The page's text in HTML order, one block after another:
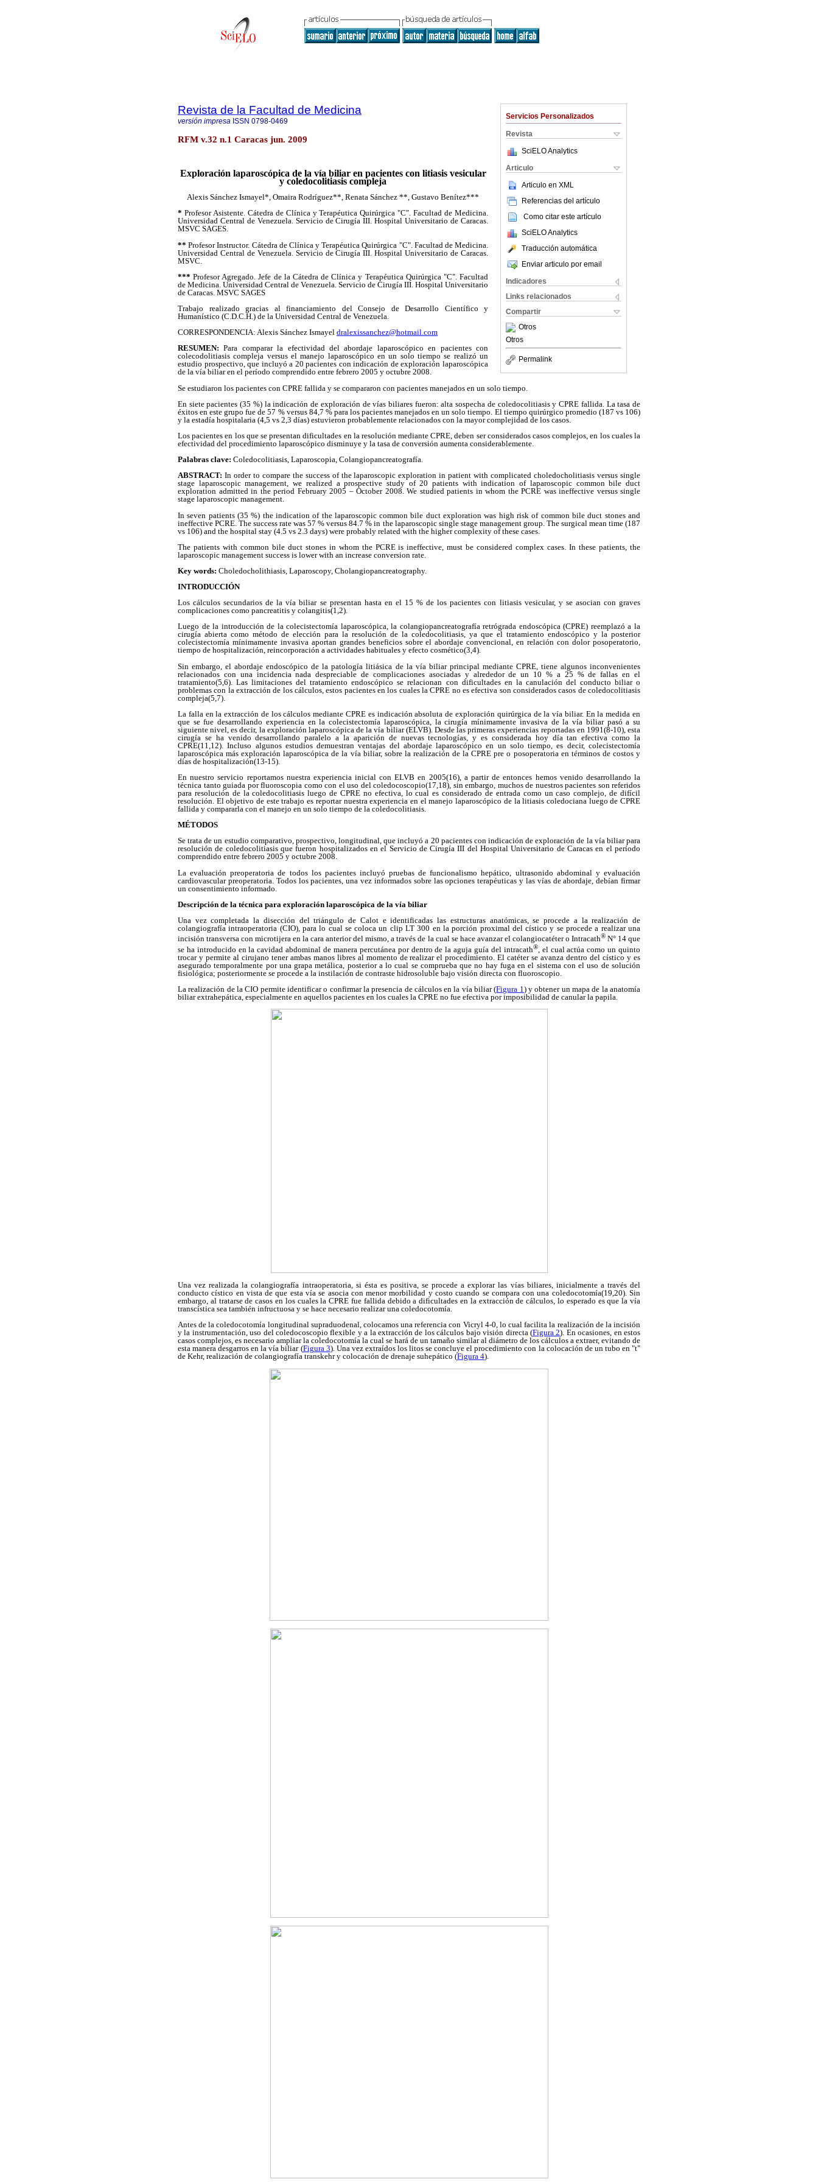
Servicios Personalizados
Revista
SciELO Analytics
Articulo
Articulo en XML
Referencias del artículo
Como citar este artículo
SciELO Analytics
Traducción automática
Enviar articulo por email
Indicadores
Links relacionados
Compartir
Otros
Otros
Permalink
Revista de la Facultad de Medicina
versión impresa ISSN 0798-0469
RFM v.32 n.1 Caracas jun. 2009
Exploración laparoscópica de la vía biliar en pacientes con litiasis vesicular
y coledocolitiasis compleja
Alexis Sánchez Ismayel*, Omaira Rodríguez**, Renata Sánchez **, Gustavo Benítez***
* Profesor Asistente. Cátedra de Clínica y Terapéutica Quirúrgica "C". Facultad de Medicina.
Universidad Central de Venezuela. Servicio de Cirugía III. Hospital Universitario de Caracas.
MSVC SAGES.
**Profesor Instructor. Cátedra de Clínica y Terapéutica Quirúrgica "C". Facultad de Medicina.
Universidad Central de Venezuela. Servicio de Cirugía III. Hospital Universitario de Caracas.
MSVC.
***Profesor Agregado. Jefe de la Cátedra de Clínica y Terapéutica Quirúrgica "C". Facultad
de Medicina. Universidad Central de Venezuela. Servicio de Cirugía III. Hospital Universitario
de Caracas. MSVC SAGES
Trabajo realizado gracias al financiamiento del Consejo de Desarrollo Científico y
Humanístico (C.D.C.H.) de la Universidad Central de Venezuela.
CORRESPONDENCIA: Alexis Sánchez Ismayel dralexissanchez@hotmail.com
RESUMEN:Para comparar la efectividad del abordaje laparoscópico en pacientes con
colecodolitiasis compleja versus el manejo laparoscópico en un solo tiempo se realizó un
estudio prospectivo, que incluyó a 20 pacientes con indicación de exploración laparoscópica
de la vía biliar en el período comprendido entre febrero 2005 y octubre 2008.
Se estudiaron los pacientes con CPRE fallida y se compararon con pacientes manejados en un solo tiempo.
En siete pacientes (35 %) la indicación de exploración de vías biliares fueron: alta sospecha de coledocolitiasis y CPRE fallida. La tasa de
éxitos en este grupo fue de 57 % versus 84,7 % para los pacientes manejados en un solo tiempo. El tiempo quirúrgico promedio (187 vs 106)
y la estadía hospitalaria (4,5 vs 2,3 días) estuvieron probablemente relacionados con la mayor complejidad de los casos.
Los pacientes en los que se presentan dificultades en la resolución mediante CPRE, deben ser considerados casos complejos, en los cuales la
efectividad del procedimiento laparoscópico disminuye y la tasa de conversión aumenta considerablemente.
Palabras clave: Coledocolitiasis, Laparoscopia, Colangiopancreatografía.
ABSTRACT: In order to compare the success of the laparoscopic exploration in patient with complicated choledocholitiasis versus single
stage laparoscopic management, we realized a prospective study of 20 patients with indication of laparoscopic common bile duct
exploration admitted in the period February 2005 – October 2008. We studied patients in whom the PCRE was ineffective versus single
stage laparoscopic management.
In seven patients (35 %) the indication of the laparoscopic common bile duct exploration was high risk of common bile duct stones and
ineffective PCRE. The success rate was 57 % versus 84.7 % in the laparoscopic single stage management group. The surgical mean time (187
vs 106) and the hospital stay (4.5 vs 2.3 days) were probably related with the higher complexity of these cases.
The patients with common bile duct stones in whom the PCRE is ineffective, must be considered complex cases. In these patients, the
laparoscopic management success is lower with an increase conversion rate.
Key words: Choledocholithiasis, Laparoscopy, Cholangiopancreatography.
INTRODUCCIÓN
Los cálculos secundarios de la vía biliar se presentan hasta en el 15 % de los pacientes con litiasis vesicular, y se asocian con graves
complicaciones como pancreatitis y colangitis(1,2).
Luego de la introducción de la colecistectomía laparoscópica, la colangiopancreatografía retrógrada endoscópica (CPRE) reemplazó a la
cirugía abierta como método de elección para la resolución de la coledocolitiasis, ya que el tratamiento endoscópico y la posterior
colecistectomía mínimamente invasiva aportan grandes beneficios sobre el abordaje convencional, en relación con dolor posoperatorio,
tiempo de hospitalización, reincorporación a actividades habituales y efecto cosmético(3,4).
Sin embargo, el abordaje endoscópico de la patología litiásica de la vía biliar principal mediante CPRE, tiene algunos inconvenientes
relacionados con una incidencia nada despreciable de complicaciones asociadas y alrededor de un 10 % a 25 % de fallas en el
tratamiento(5,6). Las limitaciones del tratamiento endoscópico se relacionan con dificultades en la canulación del conducto biliar o
problemas con la extracción de los cálculos, estos pacientes en los cuales la CPRE no es efectiva son considerados casos de coledocolitiasis
compleja(5,7).
La falla en la extracción de los cálculos mediante CPRE es indicación absoluta de exploración quirúrgica de la vía biliar. En la medida en
que se fue desarrollando experiencia en la colecistectomía laparoscópica, la cirugía mínimamente invasiva de la vía biliar pasó a su
siguiente nivel, es decir, la exploración laparoscópica de la vía biliar (ELVB). Desde las primeras experiencias reportadas en 1991(8-10), esta
cirugía se ha venido desarrollando paralelo a la aparición de nuevas tecnologías, y es considerada hoy día tan efectiva como la
CPRE(11,12). Incluso algunos estudios demuestran ventajas del abordaje laparoscópico en un solo tiempo, es decir, colecistectomía
laparoscópica más exploración laparoscópica de la vía biliar, sobre la realización de la CPRE pre o posoperatoria en términos de costos y
días de hospitalización(13-15).
En nuestro servicio reportamos nuestra experiencia inicial con ELVB en 2005(16), a partir de entonces hemos venido desarrollando la
técnica tanto guiada por fluoroscopia como con el uso del coledocoscopio(17,18), sin embargo, muchos de nuestros pacientes son referidos
para resolución de la coledocolitiasis luego de CPRE no efectiva, lo cual es considerado de entrada como un caso complejo, de difícil
resolución. El objetivo de este trabajo es reportar nuestra experiencia en el manejo laparoscópico de la litiasis coledociana luego de CPRE
fallida y compararla con el manejo en un solo tiempo de la coledocolitiasis.
MÉTODOS
Se trata de un estudio comparativo, prospectivo, longitudinal, que incluyó a 20 pacientes con indicación de exploración de la vía biliar para
resolución de coledocolitiasis que fueron hospitalizados en el Servicio de Cirugía III del Hospital Universitario de Caracas en el período
comprendido entre febrero 2005 y octubre 2008.
La evaluación preoperatoria de todos los pacientes incluyó pruebas de funcionalismo hepático, ultrasonido abdominal y evaluación
cardiovascular preoperatoria. Todos los pacientes, una vez informados sobre las opciones terapéuticas y las vías de abordaje, debían firmar
un consentimiento informado.
Descripción de la técnica para exploración laparoscópica de la vía biliar
Una vez completada la disección del triángulo de Calot e identificadas las estructuras anatómicas, se procede a la realización de
colangiografía intraoperatoria (CIO), para lo cual se coloca un clip LT 300 en la porción proximal del cístico y se procede a realizar una
incisión transversa con microtijera en la cara anterior del mismo, a través de la cual se hace avanzar el colangiocatéter o Intracath®N° 14 que
se ha introducido en la cavidad abdominal de manera percutánea por dentro de la aguja guía del intracath®, el cual actúa como un quinto
trocar y permite al cirujano tener ambas manos libres al momento de realizar el procedimiento. El catéter se avanza dentro del cístico y es
asegurado temporalmente por una grapa metálica, posterior a lo cual se comprueba que no hay fuga en el sistema con el uso de solución
fisiológica; posteriormente se procede a la instilación de contraste hidrosoluble bajo visión directa con fluoroscopio.
La realización de la CIO permite identificar o confirmar la presencia de cálculos en la vía biliar (Figura 1 ) y obtener un mapa de la anatomía
biliar extrahepática, especialmente en aquellos pacientes en los cuales la CPRE no fue efectiva por imposibilidad de canular la papila.
Una vez realizada la colangiografía intraoperatoria, si ésta es positiva, se procede a explorar las vías biliares, inicialmente a través del
conducto cístico en vista de que esta vía se asocia con menor morbilidad y costo cuando se compara con una coledocotomía(19,20). Sin
embargo, al tratarse de casos en los cuales la CPRE fue fallida debido a dificultades en la extracción de cálculos, lo esperado es que la vía
transcística sea también infructuosa y se hace necesario realizar una coledocotomía.
Antes de la coledocotomía longitudinal supraduodenal, colocamos una referencia con Vicryl 4-0, lo cual facilita la realización de la incisión
y la instrumentación, uso del coledocoscopio flexible y a la extracción de los cálculos bajo visión directa (Figura 2). En ocasiones, en estos
casos complejos, es necesario ampliar la coledocotomía la cual se hará de un tamaño similar al diámetro de los cálculos a extraer, evitando de
esta manera desgarros en la vía biliar (Figura 3). Una vez extraídos los litos se concluye el procedimiento con la colocación de un tubo en "t"
de Kehr, realización de colangiografía transkehr y colocación de drenaje suhepático (Figura 4).